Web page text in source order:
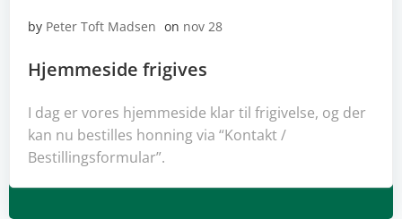
by Peter Toft Madsen on nov 28
Hjemmeside frigives
I dag er vores hjemmeside klar til frigivelse, og der
kan nu bestilles honning via “Kontakt /
Bestillingsformular”.